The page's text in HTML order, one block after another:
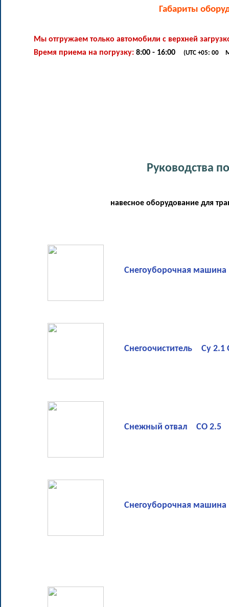
Габариты
Мы отгружаем только автомобили с верхней
Время приема на погрузку: 8:00 - 16:00 (UTC +05: 00
Руководства
навесное оборудование для
Снегоуборочная
Снегоочиститель Су 2.1
Снежный отвал СО 2.5
Снегоуборочная машина